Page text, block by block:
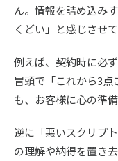
ん。情報を詰め込み
くどい」と感じさせ
例えば、契約時に必
冒頭で「これから3
も、お客様に心の準
逆に「悪いスクリプ
の理解や納得を置き